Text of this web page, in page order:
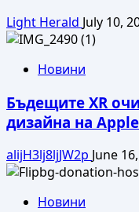
Light Herald July 10,
Новини
Бъдещите XR
дизайна на
alijH3lj8ljJW2p June
Новини